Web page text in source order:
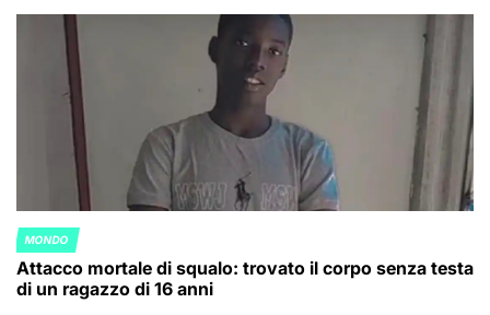
POSTED
IN
MONDO
Attacco mortale di squalo: trovato il corpo senza testa
di un ragazzo di 16 anni